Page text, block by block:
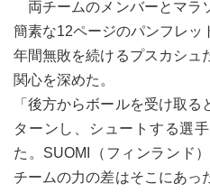
両チームのメンバーとマラ
簡素な12ページのパンフレッ
年間無敗を続けるプスカシュ
関心を深めた。
「後方からボールを受け取
ターンし、シュートする選
た。SUOMI（フィンランド
チームの力の差はそこにあっ